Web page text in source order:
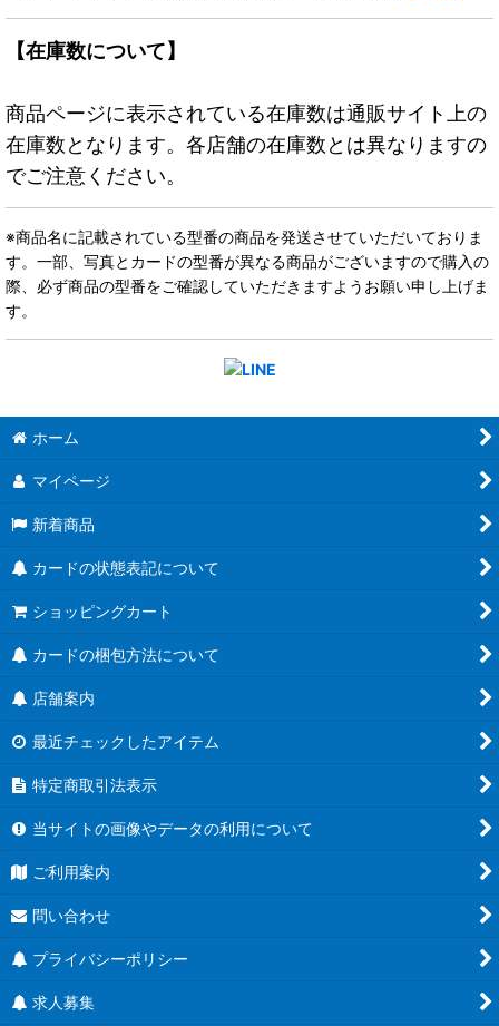
【在庫数について】
商品ページに表示されている在庫数は通販サイト上の
在庫数となります。各店舗の在庫数とは異なりますの
でご注意ください。
※商品名に記載されている型番の商品を発送させていただいておりま
す。一部、写真とカードの型番が異なる商品がございますので購入の
際、必ず商品の型番をご確認していただきますようお願い申し上げま
す。
ホーム
マイページ
新着商品
カードの状態表記について
ショッピングカート
カードの梱包方法について
店舗案内
最近チェックしたアイテム
特定商取引法表示
当サイトの画像やデータの利用について
ご利用案内
問い合わせ
プライバシーポリシー
求人募集